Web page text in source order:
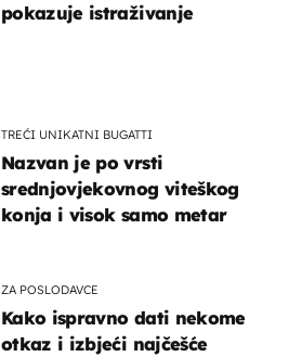
pokazuje istraživanje
TREĆI UNIKATNI BUGATTI
Nazvan je po vrsti
srednjovjekovnog viteškog
konja i visok samo metar
ZA POSLODAVCE
Kako ispravno dati nekome
otkaz i izbjeći najčešće